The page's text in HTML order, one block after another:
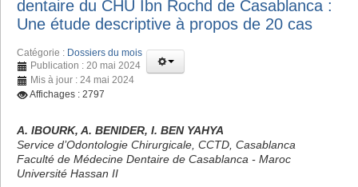
dentaire du CHU Ibn Rochd de Casablanca :
Une étude descriptive à propos de 20 cas
Catégorie : Dossiers du mois
Publication : 20 mai 2024
Mis à jour : 24 mai 2024
Affichages : 2797
A. IBOURK, A. BENIDER, I. BEN YAHYA
Service d’Odontologie Chirurgicale, CCTD, Casablanca
Faculté de Médecine Dentaire de Casablanca - Maroc
Université Hassan II